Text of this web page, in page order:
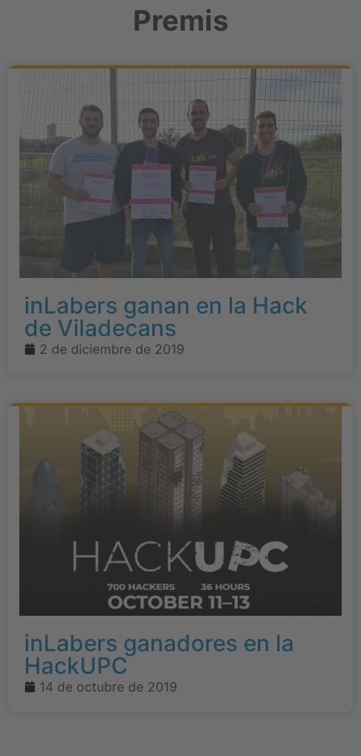
Premis
inLabers ganan en la Hack
de Viladecans
2 de diciembre de 2019
inLabers ganadores en la
HackUPC
14 de octubre de 2019